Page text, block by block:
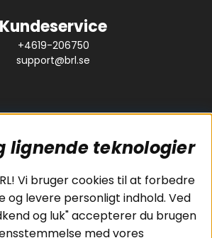
Kundeservice
+4619-206750
support@brl.se
Kundeservice
Cookies
Handelsbetingelser
Personvernpolicy
lignende teknologier
Vi bruger cookies til at forbedre
og levere personligt indhold. Ved
og luk" accepterer du brugen
med vores